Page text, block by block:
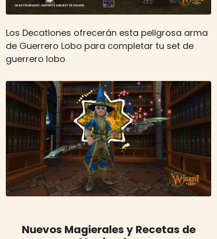
Los Decatlones ofrecerán esta peligrosa arma
de Guerrero Lobo para completar tu set de
guerrero lobo
Nuevos Magierales y Recetas de